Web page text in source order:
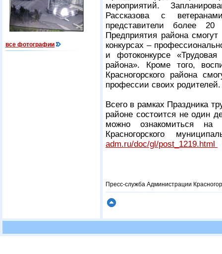
все фотографии
мероприятий.
Рассказова с
представители более 20
Предприятия района
конкурсах –
и фотоконкурсе «Трудовая
района». Кроме того,
Красногорского района
профессии своих
Всего в рамках Праздника
районе состоится не один
можно ознакомиться на
Красногорского
adm.ru/doc/gl/post_1219.html
Пресс-служба Администрации